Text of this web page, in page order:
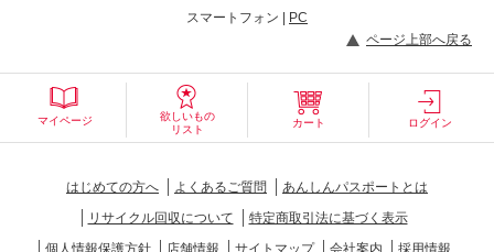
スマートフォン | PC
ページ上部へ戻る
マイページ
欲しいもの
リスト
カート ログイン
はじめての方へ よくあるご質問
あんしんパスポートとは
リサイクル回収について
特定商取引法に基づく表示
個人情報保護方針
店舗情報 サイトマップ 会社案内 採用情報